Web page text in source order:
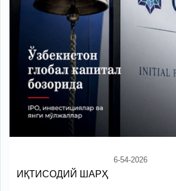
6-54-2026
ИҚТИСОДИЙ ШАРҲ